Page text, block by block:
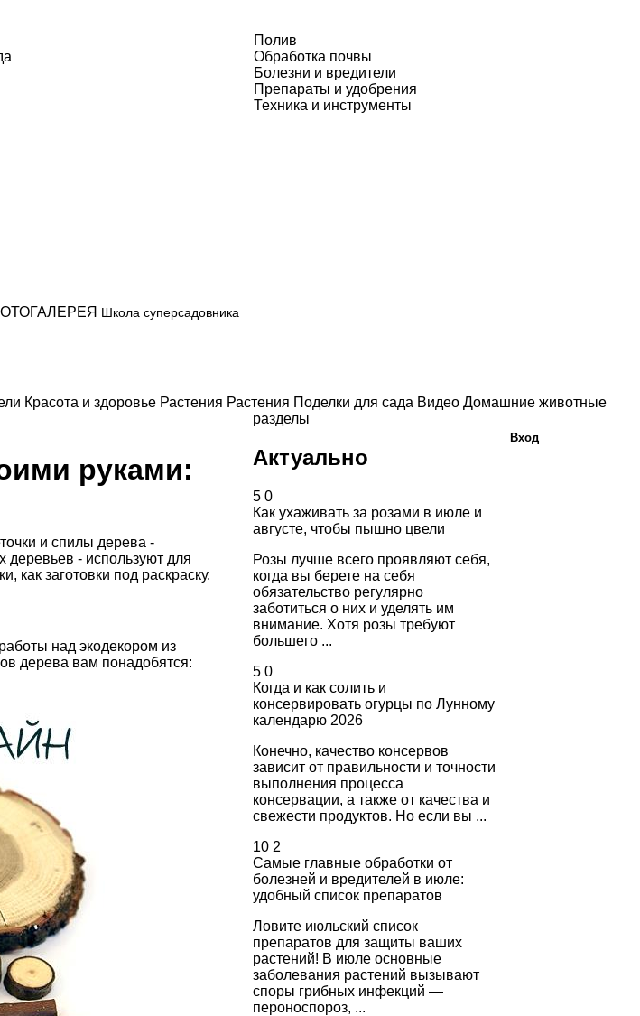
Полив
Обработка почвы
Болезни и вредители
Препараты и удобрения
Техника и инструменты
Школа суперсадовника
Красота и здоровье Растения Растения Поделки для сада Видео Домашние животные
руками:
и спилы дерева -
- используют для
как заготовки под раскраску.
над экодекором из
дерева вам понадобятся:
разделы
Актуально
5 0
Как ухаживать за розами в июле и
августе, чтобы пышно цвели
Розы лучше всего проявляют себя,
когда вы берете на себя
обязательство регулярно
заботиться о них и уделять им
внимание. Хотя розы требуют
большего ...
5 0
Когда и как солить и
консервировать огурцы по Лунному
календарю 2026
Конечно, качество консервов
зависит от правильности и точности
выполнения процесса
консервации, а также от качества и
свежести продуктов. Но если вы ...
10 2
Самые главные обработки от
болезней и вредителей в июле:
удобный список препаратов
Ловите июльский список
препаратов для защиты ваших
растений! В июле основные
заболевания растений вызывают
споры грибных инфекций —
пероноспороз, ...
Вход